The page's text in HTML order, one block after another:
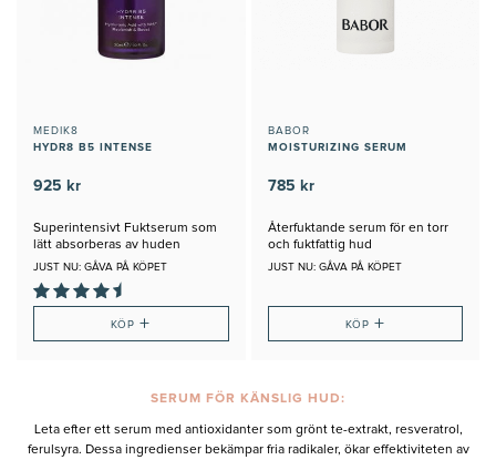
MEDIK8
HYDR8 B5 INTENSE
925 kr
Superintensivt Fuktserum som
lätt absorberas av huden
JUST NU: GÅVA PÅ KÖPET
KÖP+
BABOR
MOISTURIZING SERUM
785 kr
Återfuktande serum för en torr
och fuktfattig hud
JUST NU: GÅVA PÅ KÖPET
KÖP +
SERUM FÖR KÄNSLIG HUD:
Leta efter ett serum med antioxidanter som grönt te-extrakt, resveratrol,
ferulsyra. Dessa ingredienser bekämpar fria radikaler, ökar effektiviteten av